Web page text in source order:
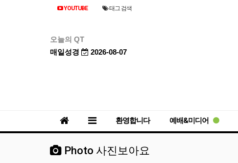
YOUTUBE 태그 검색
오늘의 QT
매일성경
2026-08-07
환영합니다 예배&미디어
Photo 사진보아요